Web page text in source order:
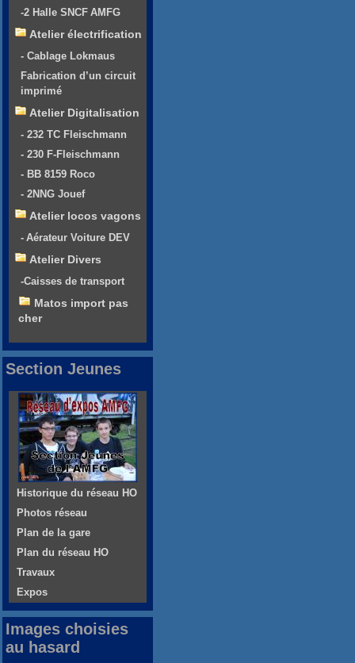
-2 Halle SNCF AMFG
Atelier électrification
- Cablage Lokmaus
Fabrication d’un circuit
imprimé
Atelier Digitalisation
- 232 TC Fleischmann
- 230 F-Fleischmann
- BB 8159 Roco
- 2NNG Jouef
Atelier locos vagons
- Aérateur Voiture DEV
Atelier Divers
-Caisses de transport
Matos import pas
cher
Section Jeunes
Historique du réseau HO
Photos réseau
Plan de la gare
Plan du réseau HO
Travaux
Expos
Images choisies
au hasard